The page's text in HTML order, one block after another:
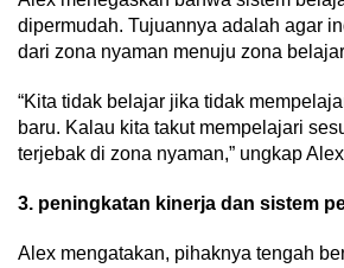
dipermudah. Tujuannya adalah agar
dari zona nyaman menuju zona
“Kita tidak belajar jika tidak
baru. Kalau kita takut mempelajari
terjebak di zona nyaman,” ungkap
3. peningkatan kinerja dan sistem
Alex mengatakan, pihaknya tengah